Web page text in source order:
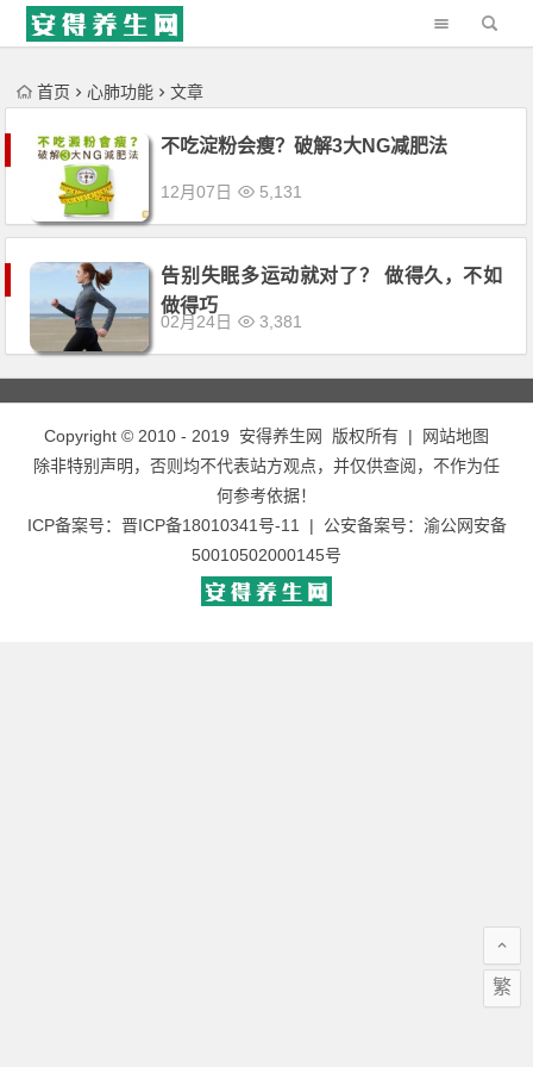
'); })();
首页 心肺功能 文章
不吃淀粉会瘦？破解3大NG减肥法
12月07日 5,131
告别失眠多运动就对了？ 做得久，不如
做得巧
02月24日 3,381
Copyright © 2010 - 2019 安得养生网 版权所有 |
网站地图
除非特别声明，否则均不代表站方观点，并仅供查阅，不作为任
何参考依据！
ICP备案号： 晋ICP备18010341号-11 | 公安备案号： 渝公网安备
50010502000145号
繁